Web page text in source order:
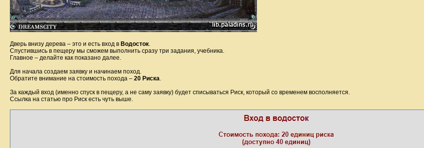
Дверь внизу дерева – это и есть вход в Водосток
Спустившись в пещеру мы сможем выполнить сразу три задания, учебника.
Главное – делайте как показано далее.
Для начала создаем заявку и начинаем поход.
Обратите внимание на стоимость похода – 20 Риска
За каждый вход (именно спуск в пещеру, а не саму заявку) будет списываться Риск, который со временем восполняется.
Ссылка на статью про Риск есть чуть выше.